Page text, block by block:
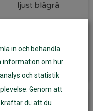
ljust blågrå
Lägg till i varukorg
in och behandla
information om hur
och statistik
Genom att
du att du